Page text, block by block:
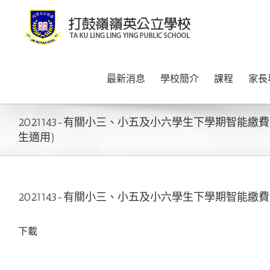
content
最新消息 學校簡介 課程 家
2021143-有關小三、小五及小六學生下學期智能繳
生適用)
2021143-有關小三、小五及小六學生下學期智能繳
下載